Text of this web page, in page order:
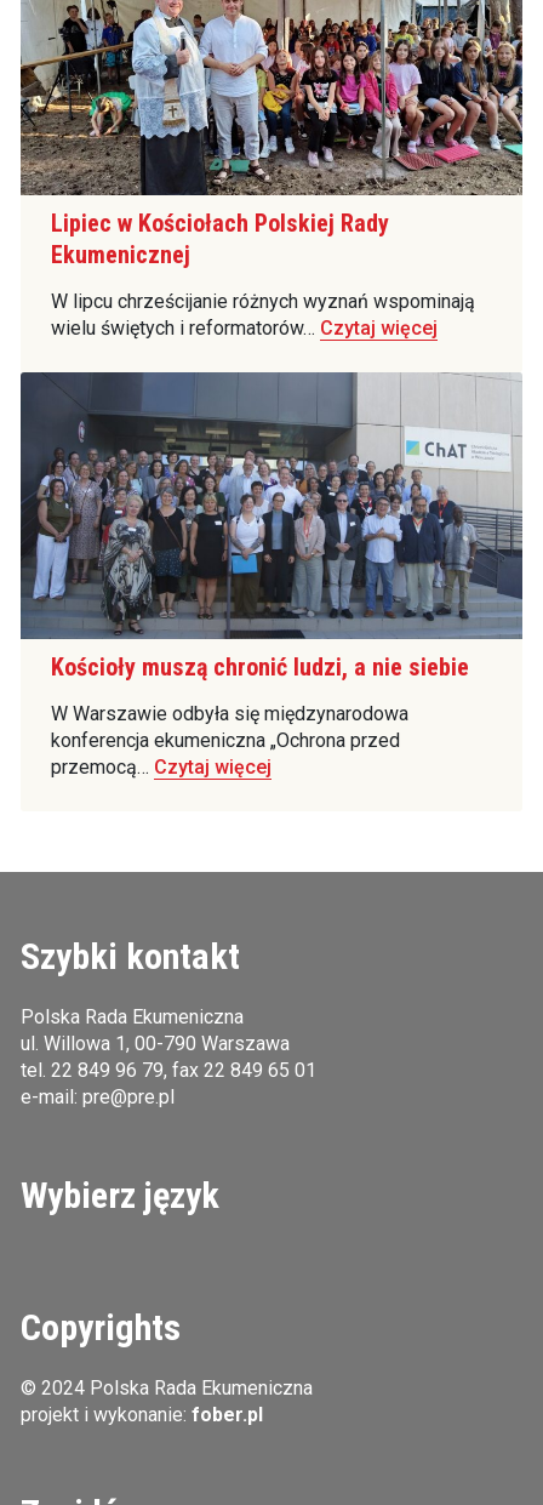
Lipiec w Kościołach Polskiej Rady
Ekumenicznej
W lipcu chrześcijanie różnych wyznań wspominają
wielu świętych i reformatorów… Czytaj więcej
Kościoły muszą chronić ludzi, a nie siebie
W Warszawie odbyła się międzynarodowa
konferencja ekumeniczna „Ochrona przed
przemocą… Czytaj więcej
Szybki kontakt
Polska Rada Ekumeniczna
ul. Willowa 1, 00-790 Warszawa
tel. 22 849 96 79, fax 22 849 65 01
e-mail: pre@pre.pl
Wybierz język
Copyrights
© 2024 Polska Rada Ekumeniczna
projekt i wykonanie: fober.pl